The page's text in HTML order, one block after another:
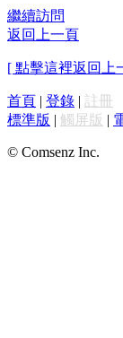
繼續訪問
返回上一頁
[ 點擊這裡返回上
首頁 | 登錄 | 註冊
標準版 | 觸屏版 |
© Comsenz Inc.